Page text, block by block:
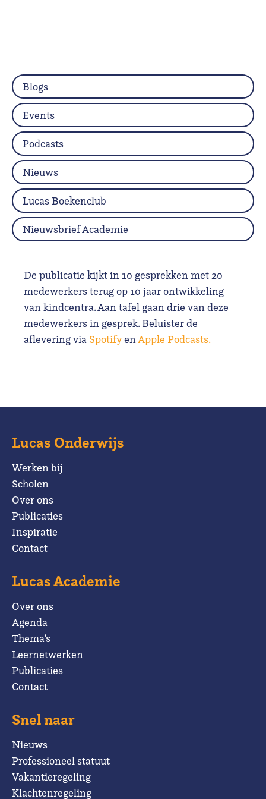
De publicatie kijkt in 10 gesprekken met 20
medewerkers terug op 10 jaar ontwikkeling
van kindcentra. Aan tafel gaan drie van deze
medewerkers in gesprek. Beluister de
aflevering via SpotifyenApple Podcasts.
Blogs
Events
Podcasts
Nieuws
Lucas Boekenclub
Nieuwsbrief Academie
Lucas Onderwijs
Werken bij
Scholen
Over ons
Publicaties
Inspiratie
Contact
Lucas Academie
Over ons
Agenda
Thema’s
Leernetwerken
Publicaties
Contact
Snel naar
Nieuws
Professioneel statuut
Vakantieregeling
Klachtenregeling